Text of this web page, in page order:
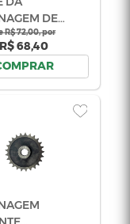
58MM